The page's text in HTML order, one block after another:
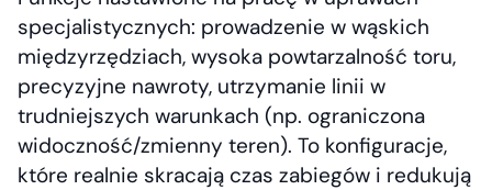
specjalistycznych: prowadzenie w wąskich
międzyrzędziach, wysoka powtarzalność toru,
precyzyjne nawroty, utrzymanie linii w
trudniejszych warunkach (np. ograniczona
widoczność/zmienny teren). To konfiguracje,
które realnie skracają czas zabiegów i redukują